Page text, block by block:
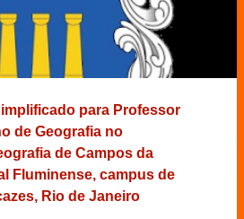
para Professor
de Geografia no
de Campos da
Fluminense, campus de
Rio de Janeiro